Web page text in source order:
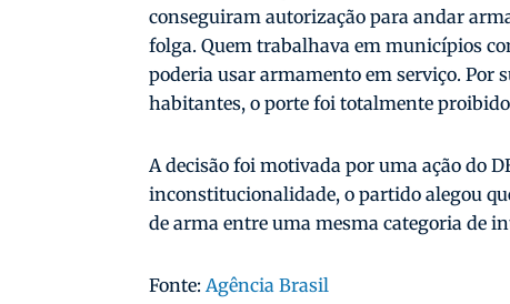
conseguiram autorização para andar
folga. Quem trabalhava em municípios
poderia usar armamento em serviço. Por
habitantes, o porte foi totalmente
A decisão foi motivada por uma ação do
inconstitucionalidade, o partido alegou
de arma entre uma mesma categoria de
Fonte: Agência Brasil